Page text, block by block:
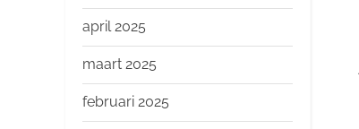
april 2025
maart 2025
februari 2025